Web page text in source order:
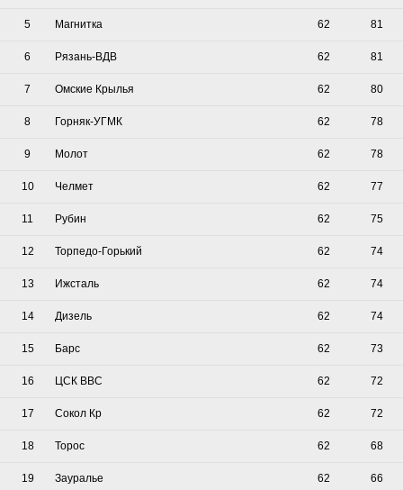
5 Магнитка 62 81
6 Рязань-ВДВ 62 81
7 Омские Крылья 62 80
8 Горняк-УГМК 62 78
9 Молот 62 78
10 Челмет 62 77
11 Рубин 62 75
12 Торпедо-Горький 62 74
13 Ижсталь 62 74
14 Дизель 62 74
15 Барс 62 73
16 ЦСК ВВС 62 72
17 Сокол Кр 62 72
18 Торос 62 68
19 Зауралье 62 66